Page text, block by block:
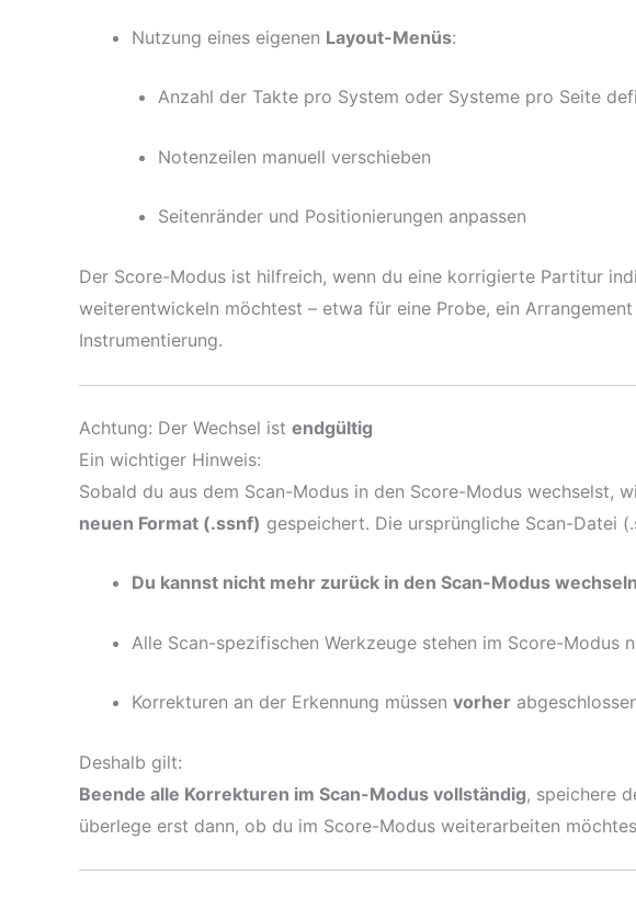
Nutzung eines eigenen Layout-Menüs:
Anzahl der Takte pro System oder Systeme pro Seite
Notenzeilen manuell verschieben
Seitenränder und Positionierungen anpassen
Der Score-Modus ist hilfreich, wenn du eine korrigierte Partitur
weiterentwickeln möchtest – etwa für eine Probe, ein
Instrumentierung.
Achtung: Der Wechsel ist endgültig
Ein wichtiger Hinweis:
Sobald du aus dem Scan-Modus in den Score-Modus wechselst,
neuen Format (.ssnf) gespeichert. Die ursprüngliche Scan-Datei
Du kannst nicht mehr zurück in den Scan-Modus wechseln
Alle Scan-spezifischen Werkzeuge stehen im Score-Modus
Korrekturen an der Erkennung müssen vorher
Deshalb gilt:
Beende alle Korrekturen im Scan-Modus vollständig, speichere
überlege erst dann, ob du im Score-Modus weiterarbeiten